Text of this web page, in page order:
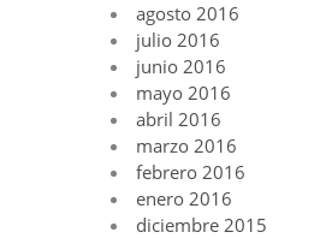
agosto 2016
julio 2016
junio 2016
mayo 2016
abril 2016
marzo 2016
febrero 2016
enero 2016
diciembre 2015